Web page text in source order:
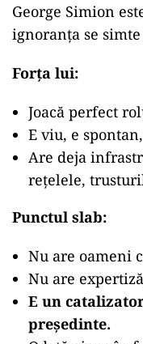
George Simion
ignoranța se
Forța lui:
Joacă perfect
E viu, e
Are deja
rețelele,
Punctul slab:
Nu are oameni
Nu are
E un
președinte.